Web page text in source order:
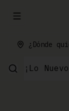
Abrir menu
¿Dónde
¡Lo